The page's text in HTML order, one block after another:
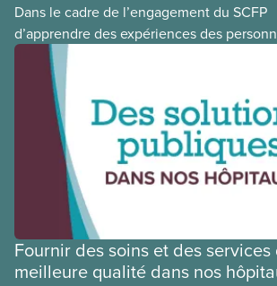
Dans le cadre de l’engagement du SCFP
d’apprendre des expériences des
autochtones, noires et racisées, et de
leurs réussites, nous vous présentons
du Comité national pour la justice raciale
Conseil national des Autochtones.
mois-ci présente Cora Mojica, membre du
national pour la justice raciale.
Fournir des soins et des services
meilleure qualité dans nos